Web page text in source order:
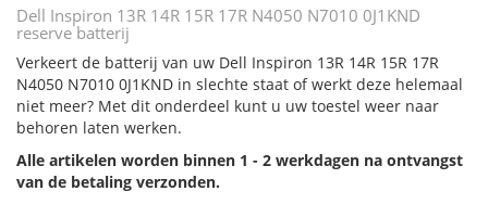
Dell Inspiron 13R 14R 15R 17R N4050 N7010 0J1KND
reserve batterij
Verkeert de batterij van uw Dell Inspiron 13R 14R 15R 17R
N4050 N7010 0J1KND in slechte staat of werkt deze helemaal
niet meer? Met dit onderdeel kunt u uw toestel weer naar
behoren laten werken.
Alle artikelen worden binnen 1 - 2 werkdagen na ontvangst
van de betaling verzonden.